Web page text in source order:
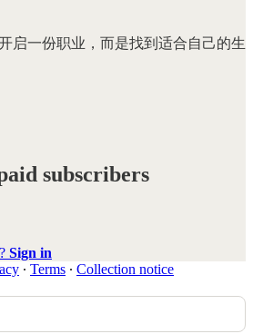
启一份职业，而是找到适合自己的生
subscribers
Sign in
∙ Terms ∙ Collection notice